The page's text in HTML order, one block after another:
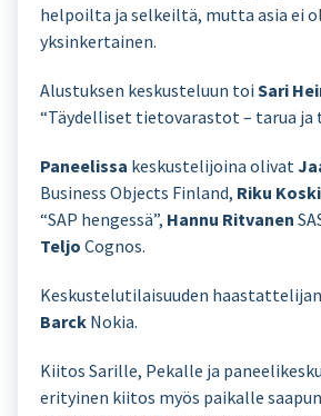
helpoilta ja selkeiltä, mutta asia ei
yksinkertainen.
Alustuksen keskusteluun toi Sari
“Täydelliset tietovarastot – tarua ja
Paneelissa keskustelijoina olivat
Business Objects Finland, Riku
“SAP hengessä”, Hannu Ritvanen
Teljo Cognos.
Keskustelutilaisuuden
Barck Nokia.
Kiitos Sarille, Pekalle ja
erityinen kiitos myös paikalle